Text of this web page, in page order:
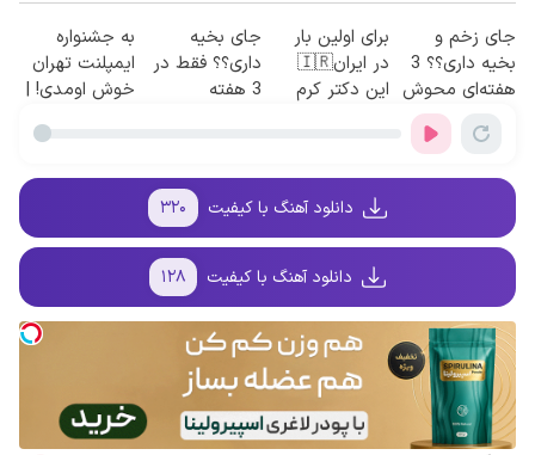
جای زخم و
بخیه داری؟؟ 3
هفته‌ای محوش
برای اولین بار
در ایران🇮🇷
این دکتر کرم
جای بخیه
داری؟؟ فقط در
3 هفته
به جشنواره
ایمپلنت تهران
خوش اومدی! |
دانلود آهنگ با کیفیت ۳۲۰
دانلود آهنگ با کیفیت ۱۲۸